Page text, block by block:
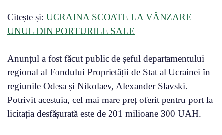
Citește și: UCRAINA SCOATE LA VÂNZARE
UNUL DIN PORTURILE SALE
Anunțul a fost făcut public de șeful departamentului
regional al Fondului Proprietății de Stat al Ucrainei în
regiunile Odesa și Nikolaev, Alexander Slavski.
Potrivit acestuia, cel mai mare preț oferit pentru port la
licitația desfășurată este de 201 milioane 300 UAH.